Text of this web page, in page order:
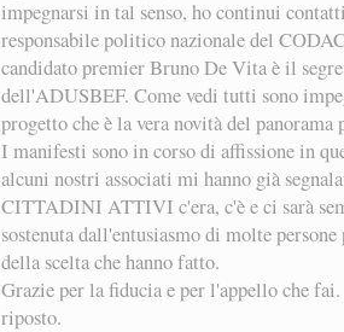
impegnarsi in tal senso, ho continui
responsabile politico nazionale del
candidato premier Bruno De Vita è il
dell'ADUSBEF. Come vedi tutti sono
progetto che è la vera novità del
I manifesti sono in corso di affissione in
alcuni nostri associati mi hanno già
CITTADINI ATTIVI c'era, c'è e ci sarà
sostenuta dall'entusiasmo di molte
della scelta che hanno fatto.
Grazie per la fiducia e per l'appello che
riposto.